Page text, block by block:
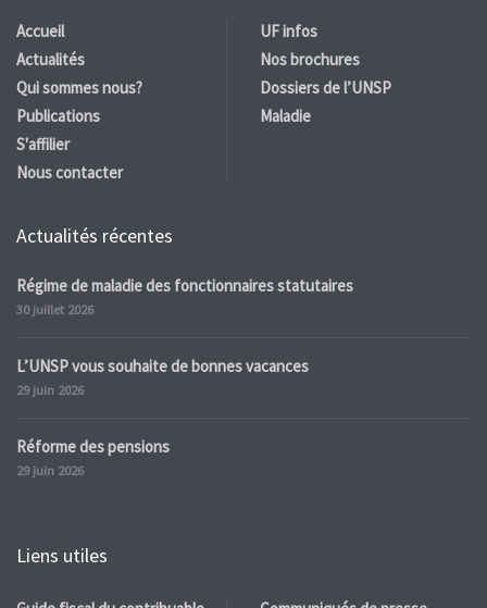
Accueil
Actualités
Qui sommes nous?
Publications
S'affilier
Nous contacter
UF infos
Nos brochures
Dossiers de l’UNSP
Maladie
Actualités récentes
Régime de maladie des fonctionnaires statutaires
30 juillet 2026
L’UNSP vous souhaite de bonnes vacances
29 juin 2026
Réforme des pensions
29 juin 2026
Liens utiles